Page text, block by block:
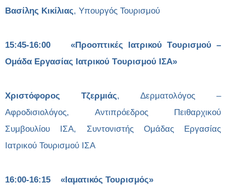
Βασίλης Κικίλιας, Υπουργός Τουρισμού
15:45-16:00 «Προοπτικές Ιατρικού Tουρισμού –
Ομάδα Εργασίας Ιατρικού Tουρισμού ΙΣΑ»
Χριστόφορος Τζερμιάς, Δερματολόγος –
Αφροδισιολόγος, Αντιπρόεδρος Πειθαρχικού
Συμβουλίου ΙΣΑ, Συντονιστής Ομάδας Εργασίας
Ιατρικού Τουρισμού ΙΣΑ
16:00-16:15 «Ιαματικός Τουρισμός»